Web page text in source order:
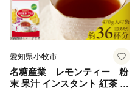
愛知県小牧市
名糖産業 レモンティー 粉
末 果汁 インスタント 紅茶 ビ